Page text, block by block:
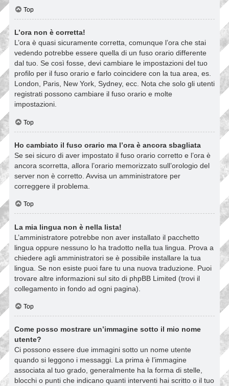
Top
L’ora non è corretta!
L’ora è quasi sicuramente corretta, comunque l’ora che stai
vedendo potrebbe essere quella di un fuso orario differente
dal tuo. Se così fosse, devi cambiare le impostazioni del tuo
profilo per il fuso orario e farlo coincidere con la tua area, es.
London, Paris, New York, Sydney, ecc. Nota che solo gli utenti
registrati possono cambiare il fuso orario e molte
impostazioni.
Top
Ho cambiato il fuso orario ma l’ora è ancora sbagliata
Se sei sicuro di aver impostato il fuso orario corretto e l’ora è
ancora scorretta, allora l’orario memorizzato sull’orologio del
server non è corretto. Avvisa un amministratore per
correggere il problema.
Top
La mia lingua non è nella lista!
L’amministratore potrebbe non aver installato il pacchetto
lingua oppure nessuno lo ha tradotto nella tua lingua. Prova a
chiedere agli amministratori se è possibile installare la tua
lingua. Se non esiste puoi fare tu una nuova traduzione. Puoi
trovare altre informazioni sul sito di phpBB Limited (trovi il
collegamento in fondo ad ogni pagina).
Top
Come posso mostrare un’immagine sotto il mio nome
utente?
Ci possono essere due immagini sotto un nome utente
quando si leggono i messaggi. La prima è l’immagine
associata al tuo grado, generalmente ha la forma di stelle,
blocchi o punti che indicano quanti interventi hai scritto o il tuo